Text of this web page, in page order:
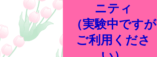
ニティ
（実験中ですが
ご利用くださ